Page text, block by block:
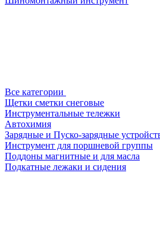
Все категории
Щетки сметки снеговые
Инструментальные тележки
Автохимия
Зарядные и Пуско-зарядные
Инструмент для поршневой группы
Поддоны магнитные и для масла
Подкатные лежаки и сидения